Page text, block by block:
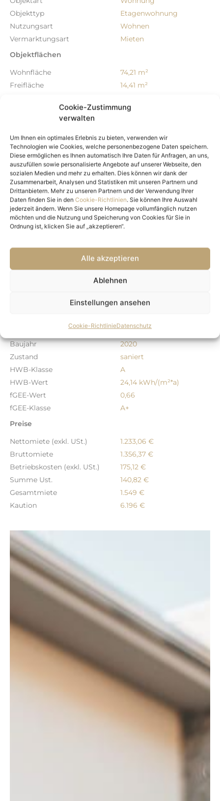
Cookie-Zustimmung
verwalten
Um Ihnen ein optimales Erlebnis zu bieten, verwenden wir
Technologien wie Cookies, welche personenbezogene Daten speichern.
Diese ermöglichen es Ihnen automatisch Ihre Daten für Anfragen, an uns,
auszufüllen sowie personalisierte Angebote auf unserer Webseite, den
sozialen Medien und mehr zu erhalten. Dies können wir dank der
Zusammenarbeit, Analysen und Statistiken mit unseren Partnern und
Drittanbietern. Mehr zu unseren Partnern und der Verwendung Ihrer
Daten finden Sie in den Cookie-Richtlinien. Sie können Ihre Auswahl
jederzeit ändern. Wenn Sie unsere Homepage vollumfänglich nutzen
möchten und die Nutzung und Speicherung von Cookies für Sie in
Ordnung ist, klicken Sie auf „akzeptieren“.
Alle akzeptieren
Ablehnen
Einstellungen ansehen
Cookie-RichtlinieDatenschutz
Südost-Tangente A23 und zur Donauuferautobahn A22.
Objekttyp
Etagenwohnung
Nutzungsart
Wohnen
Vermarktungsart
Mieten
Objektflächen
Wohnfläche
74,21 m²
Freifläche
14,41 m²
Anzahl Zimmer
3
Anzahl Schlafzimmer
Anzahl Badezimmer
1
Anzahl sep. WC
1
Balkon-/Terrassenfläche
14,41 m²
Loggien
1
Ausstattung
Boden
Fliesen, Parkett
Befeuerung
Erdwärme
Fahrradraum
ja
ja
Seniorengerecht
ja
voll unterkellert
Immobilie ist verfügbar ab
ab sofort
Baujahr
2020
Zustand
saniert
HWB-Klasse
A
HWB-Wert
24,14 kWh/(m²*a)
fGEE-Wert
0,66
fGEE-Klasse
A+
Preise
Nettomiete (exkl. USt.)
1.233,06 €
Bruttomiete
1.356,37 €
Betriebskosten (exkl. USt.)
175,12 €
Summe Ust.
140,82 €
Gesamtmiete
1.549 €
Kaution
6.196 €